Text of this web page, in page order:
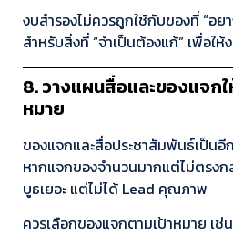
งบสำรองไม่ควรถูกใช้กับของที่ “อย
สำหรับสิ่งที่ “จำเป็นต้องแก้” เพื่อใ
8. วางแผนสื่อและของแจก
หมาย
ของแจกและสื่อประชาสัมพันธ์เป็นอี
หากแจกของจำนวนมากแต่ไม่ตรงก
บูธเยอะ แต่ไม่ได้ Lead คุณภาพ
ควรเลือกของแจกตามเป้าหมาย เช่น